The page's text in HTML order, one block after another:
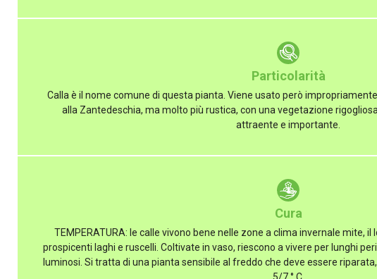
Particolarità
Calla è il nome comune di questa pianta. Viene usato però
alla Zantedeschia, ma molto più rustica, con una vegetazione
attraente e importante.
Cura
TEMPERATURA: le calle vivono bene nelle zone a clima invernale mite,
prospicenti laghi e ruscelli. Coltivate in vaso, riescono a vivere per lunghi
luminosi. Si tratta di una pianta sensibile al freddo che deve essere